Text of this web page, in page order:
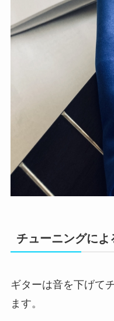
チューニングによ
ギターは音を下げて
ます。